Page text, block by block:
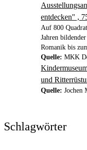
entdecken" ,
Auf 800
Jahren
Romanik bis
Quelle: MKK
und
Quelle: Jochen
Schlagwörter